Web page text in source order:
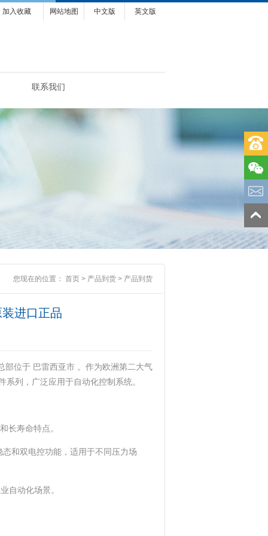
英文版
中文版
网站地图
加入收藏
联系我们
您现在的位置： 首页 > 产品到货 > 产品到货
进口正品
部位于 巴雷西亚市 。作为欧洲第二大气
列，广泛应用于自动化控制系统。
长寿命特点。
和双电控功能，适用于不同压力场
自动化场景。